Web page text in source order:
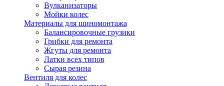
Вулканизаторы
Мойки колес
Материалы для шиномонтажа
Балансировочные грузики
Грибки для ремонта
Жгуты для ремонта
Латки всех типов
Сырая резина
Вентиля для колес